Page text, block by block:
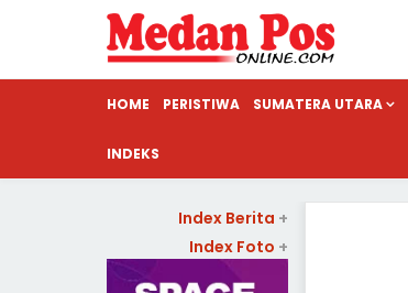
HOME PERISTIWA SUMATERA UTARA
INDEKS
Index Berita +
Index Foto +